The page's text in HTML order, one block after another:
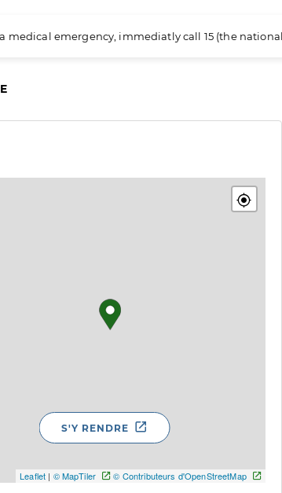
medical emergency, immediatly call 15 (the
Leaflet | © MapTiler © Contributeurs d'OpenStreetMap
S'Y RENDRE